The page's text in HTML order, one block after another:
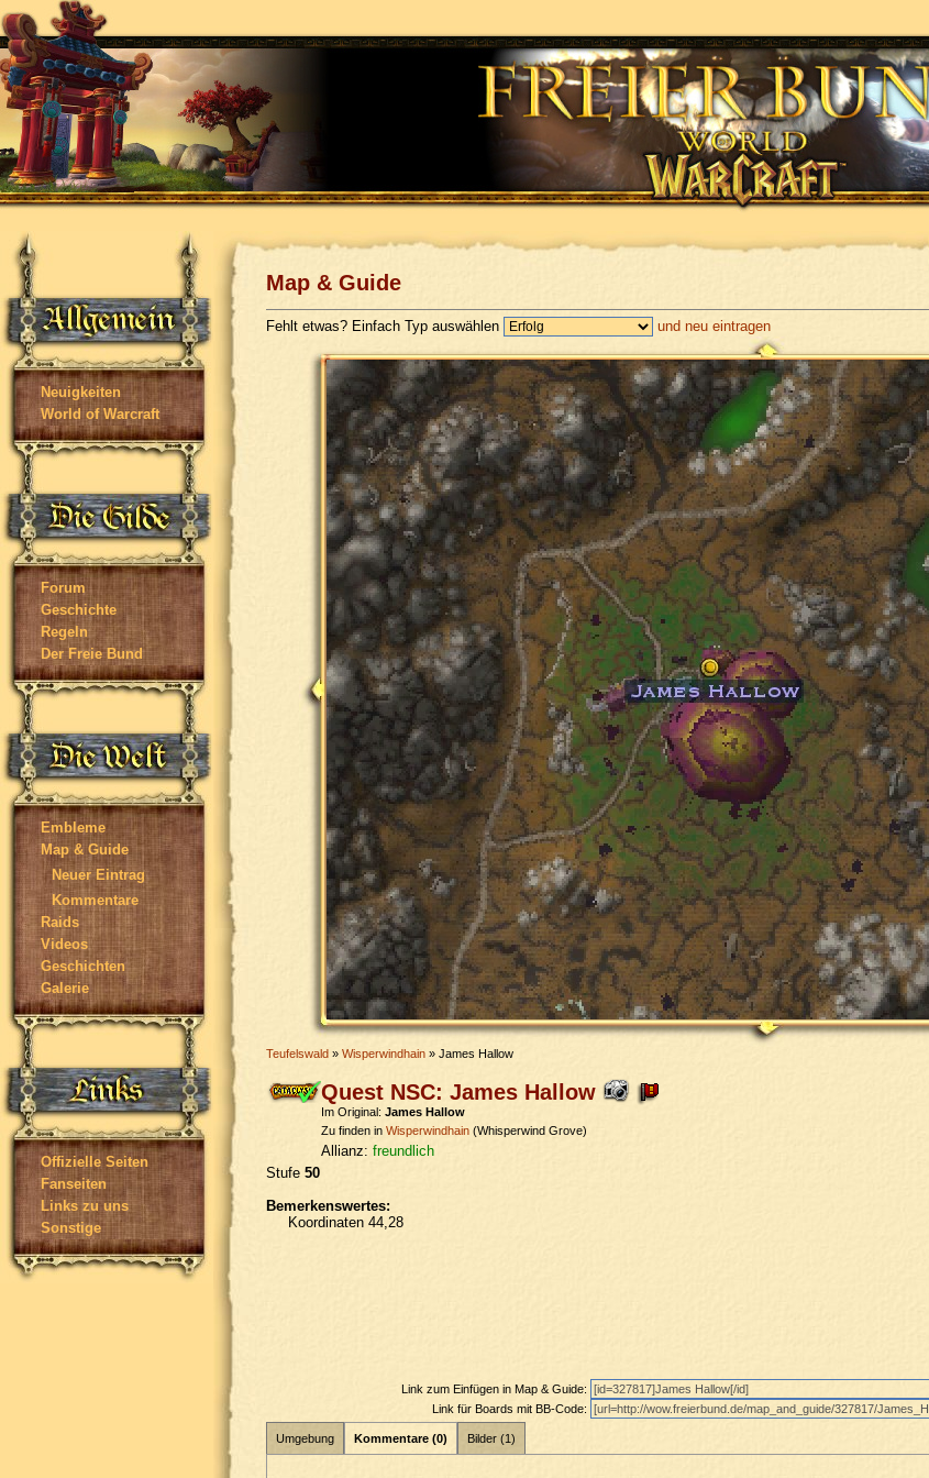
Neuigkeiten
World of Warcraft
Forum
Geschichte
Regeln
Der Freie Bund
Embleme
Map & Guide
Neuer Eintrag
Kommentare
Raids
Videos
Geschichten
Galerie
Offizielle Seiten
Fanseiten
Links zu uns
Sonstige
Map & Guide
Fehlt etwas? Einfach Typ auswählen und neu eintragen
Teufelswald » Wisperwindhain » James Hallow
Quest NSC: James Hallow
Im Original: James Hallow
Zu finden in Wisperwindhain (Whisperwind Grove)
Allianz: freundlich
Stufe 50
Bemerkenswertes:
Koordinaten 44,28
Link zum Einfügen in Map & Guide:
Link für Boards mit BB-Code:
Umgebung Kommentare (0) Bilder (1)